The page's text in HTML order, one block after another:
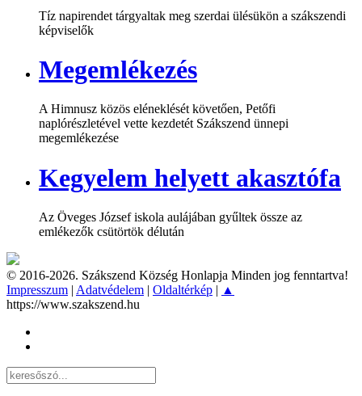
Tíz napirendet tárgyaltak meg szerdai ülésükön a szákszendi
képviselők
Megemlékezés
A Himnusz közös eléneklését követően, Petőfi
naplórészletével vette kezdetét Szákszend ünnepi
megemlékezése
Kegyelem helyett akasztófa
Az Öveges József iskola aulájában gyűltek össze az
emlékezők csütörtök délután
© 2016-2026. Szákszend Község Honlapja Minden jog fenntartva!
Impresszum | Adatvédelem | Oldaltérkép | ▲
https://www.szakszend.hu